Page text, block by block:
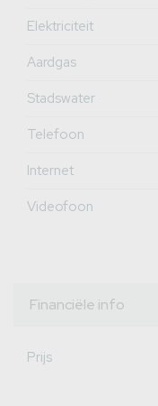
Elektriciteit
Aardgas
Stadswater
Telefoon
Internet
Videofoon
Financiële info
Prijs